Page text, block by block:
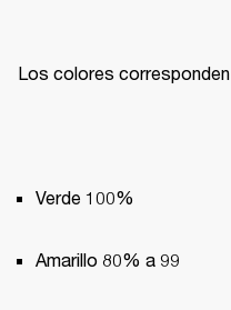
Los colores
Verde 100%
Amarillo 80% a 99